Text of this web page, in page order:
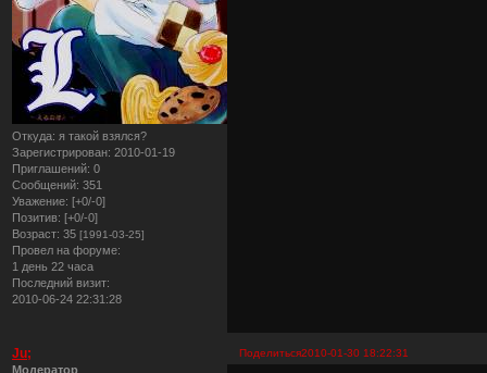
Откуда: я такой взялся?
Зарегистрирован: 2010-01-19
Приглашений: 0
Сообщений: 351
Уважение: [+0/-0]
Позитив: [+0/-0]
Возраст: 35 [1991-03-25]
Провел на форуме:
1 день 22 часа
Последний визит:
2010-06-24 22:31:28
Поделиться2010-01-30 18:22:31
Ju;
Модератор